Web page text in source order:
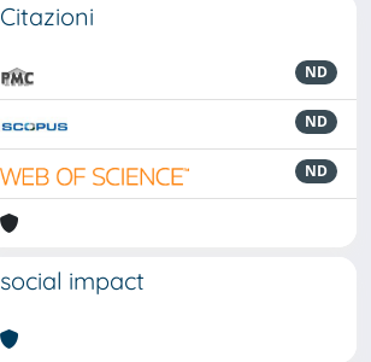
Citazioni
ND
ND
ND
social impact